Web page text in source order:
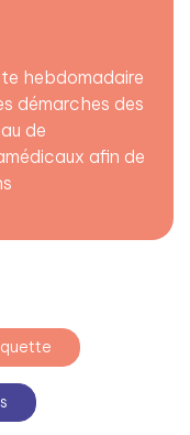
hebdomadaire
démarches des
de
afin de